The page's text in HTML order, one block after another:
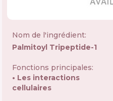
Nom de l'ingrédient:
Palmitoyl Tripeptide-1
Fonctions principales:
Les interactions
cellulaires